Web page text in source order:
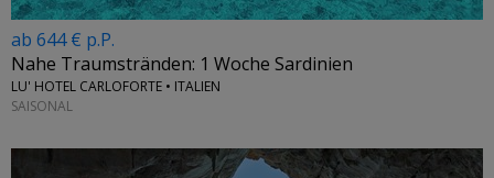
ab 644 € p.P.
Nahe Traumstränden: 1 Woche Sardinien
LU' HOTEL CARLOFORTE • ITALIEN
SAISONAL